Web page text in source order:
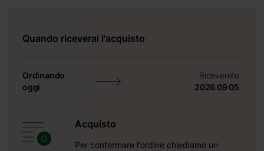
Quando riceverai l'acquisto
Ordinando
oggi
Riceverete
2026 09 05
Acquisto
Per confermare l'ordine chiediamo un